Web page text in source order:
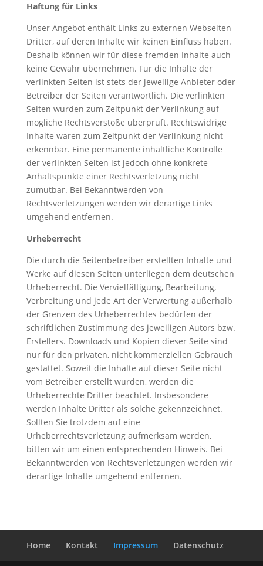
Haftung für Links
Unser Angebot enthält Links zu externen Webseiten
Dritter, auf deren Inhalte wir keinen Einfluss haben.
Deshalb können wir für diese fremden Inhalte auch
keine Gewähr übernehmen. Für die Inhalte der
verlinkten Seiten ist stets der jeweilige Anbieter oder
Betreiber der Seiten verantwortlich. Die verlinkten
Seiten wurden zum Zeitpunkt der Verlinkung auf
mögliche Rechtsverstöße überprüft. Rechtswidrige
Inhalte waren zum Zeitpunkt der Verlinkung nicht
erkennbar. Eine permanente inhaltliche Kontrolle
der verlinkten Seiten ist jedoch ohne konkrete
Anhaltspunkte einer Rechtsverletzung nicht
zumutbar. Bei Bekanntwerden von
Rechtsverletzungen werden wir derartige Links
umgehend entfernen.
Urheberrecht
Die durch die Seitenbetreiber erstellten Inhalte und
Werke auf diesen Seiten unterliegen dem deutschen
Urheberrecht. Die Vervielfältigung, Bearbeitung,
Verbreitung und jede Art der Verwertung außerhalb
der Grenzen des Urheberrechtes bedürfen der
schriftlichen Zustimmung des jeweiligen Autors bzw.
Erstellers. Downloads und Kopien dieser Seite sind
nur für den privaten, nicht kommerziellen Gebrauch
gestattet. Soweit die Inhalte auf dieser Seite nicht
vom Betreiber erstellt wurden, werden die
Urheberrechte Dritter beachtet. Insbesondere
werden Inhalte Dritter als solche gekennzeichnet.
Sollten Sie trotzdem auf eine
Urheberrechtsverletzung aufmerksam werden,
bitten wir um einen entsprechenden Hinweis. Bei
Bekanntwerden von Rechtsverletzungen werden wir
derartige Inhalte umgehend entfernen.
Home Kontakt Impressum Datenschutz